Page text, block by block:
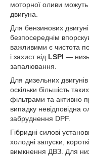
моторної оливи можуть
двигуна.
Для бензинових
безпосереднім
важливими є чистота
і захист від LSPI —
запалювання.
Для дизельних
оскільки більшість
фільтрами та активно
випадку невідповідна
забруднення DPF.
Гібридні силові
холодні запуски,
вимкнення ДВЗ. Для